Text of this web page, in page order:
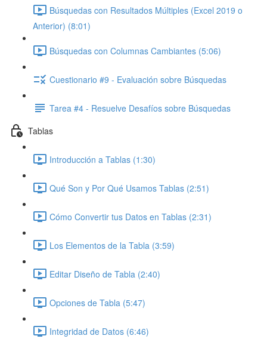
Búsquedas con Resultados Múltiples (Excel 2019 o
Anterior) (8:01)
Búsquedas con Columnas Cambiantes (5:06)
Cuestionario #9 - Evaluación sobre Búsquedas
Tarea #4 - Resuelve Desafíos sobre Búsquedas
Tablas
Introducción a Tablas (1:30)
Qué Son y Por Qué Usamos Tablas (2:51)
Cómo Convertir tus Datos en Tablas (2:31)
Los Elementos de la Tabla (3:59)
Editar Diseño de Tabla (2:40)
Opciones de Tabla (5:47)
Integridad de Datos (6:46)